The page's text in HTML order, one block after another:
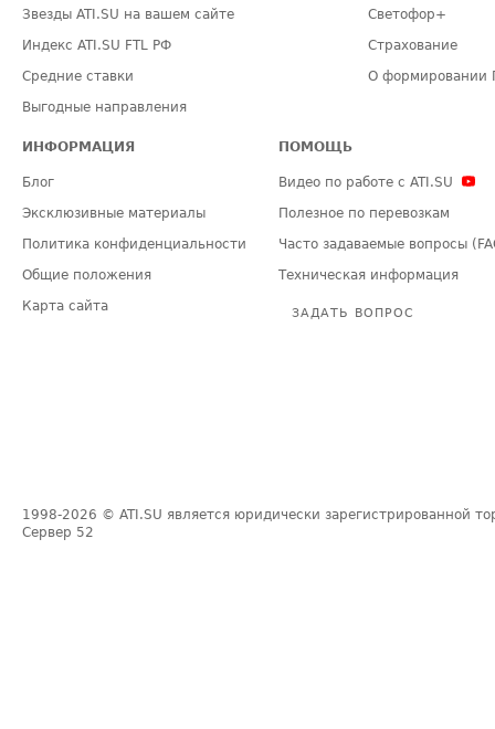
Звезды ATI.SU на вашем сайте
Индекс ATI.SU FTL РФ
Средние ставки
Выгодные направления
Светофор+
Страхование
О формировании
ИНФОРМАЦИЯ
Блог
Эксклюзивные материалы
Политика конфиденциальности
Общие положения
Карта сайта
ПОМОЩЬ
Видео по работе с ATI.SU
Полезное по перевозкам
Часто задаваемые вопросы
Техническая информация
ЗАДАТЬ ВОПРОС
1998-2026 © ATI.SU является юридически зарегистрированной
Сервер 52